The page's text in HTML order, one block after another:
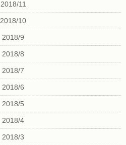
2018/11
2018/10
2018/9
2018/8
2018/7
2018/6
2018/5
2018/4
2018/3